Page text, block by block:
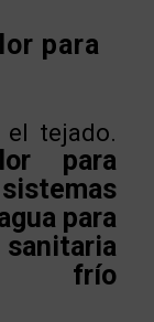
para
el tejado.
para
para
frío